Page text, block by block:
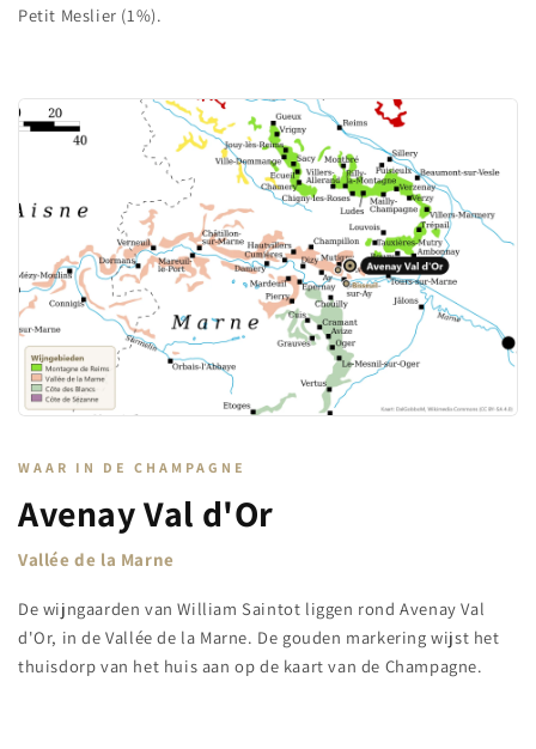
Petit Meslier (1%).
WAAR IN DE CHAMPAGNE
Avenay Val d'Or
Vallée de la Marne
De wijngaarden van William Saintot liggen rond Avenay Val
d'Or, in de Vallée de la Marne. De gouden markering wijst het
thuisdorp van het huis aan op de kaart van de Champagne.